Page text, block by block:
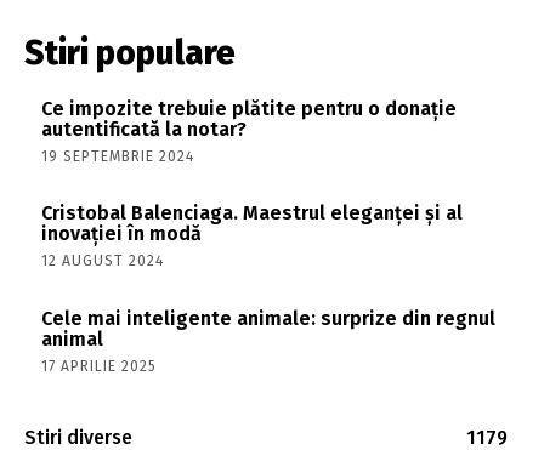
Stiri populare
Ce impozite trebuie plătite pentru o donație
autentificată la notar?
19 SEPTEMBRIE 2024
Cristobal Balenciaga. Maestrul eleganței și al
inovației în modă
12 AUGUST 2024
Cele mai inteligente animale: surprize din regnul
animal
17 APRILIE 2025
Stiri diverse
1179